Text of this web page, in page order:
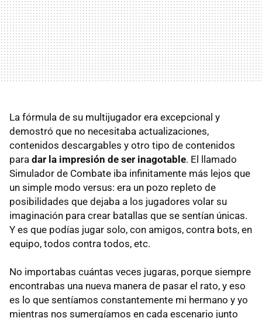
La fórmula de su multijugador era excepcional y
demostró que no necesitaba actualizaciones,
contenidos descargables y otro tipo de contenidos
para dar la impresión de ser inagotable. El llamado
Simulador de Combate iba infinitamente más lejos que
un simple modo versus: era un pozo repleto de
posibilidades que dejaba a los jugadores volar su
imaginación para crear batallas que se sentían únicas.
Y es que podías jugar solo, con amigos, contra bots, en
equipo, todos contra todos, etc.
No importabas cuántas veces jugaras, porque siempre
encontrabas una nueva manera de pasar el rato, y eso
es lo que sentíamos constantemente mi hermano y yo
mientras nos sumergíamos en cada escenario junto